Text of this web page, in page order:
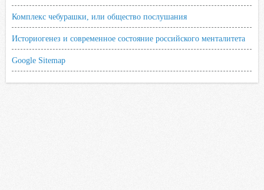
Комплекс чебурашки, или общество послушания
Историогенез и современное состояние российского менталитета
Google Sitemap